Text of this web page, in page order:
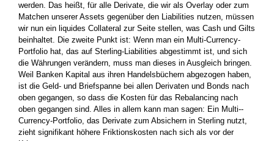
werden. Das heißt, für alle Derivate,­ die wir als Overlay oder zum
Matchen unserer Assets gegenüber den Liabilities­ nutzen, müssen
wir nun ein liquides Collateral zur Seite stellen, was Cash und Gilts
beinhaltet. Die zweite Punkt ist: Wenn man ein Multi-Currency-
Portfolio hat, das auf Sterling-Liabilities abgestimmt ist, und sich
die Währungen­ verändern, muss man dieses in Ausgleich bringen.
Weil Banken Kapital aus ihren Handels­büchern abgezogen haben,
ist die Geld- und Briefspanne bei allen Derivaten und Bonds nach
oben gegangen, so dass die Kosten für das Rebalancing nach
oben gegangen sind. Alles in allem kann man sagen: Ein Multi-­
Currency-Portfolio, das Derivate zum Ab­sichern in Sterling nutzt,
zieht signifikant höhere Friktionskosten nach sich als vor der